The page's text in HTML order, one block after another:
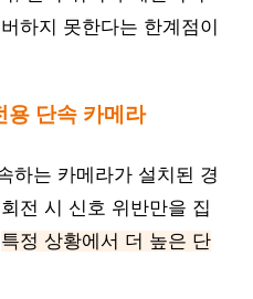
하지 못한다는 한계점이
용 단속 카메라
하는 카메라가 설치된 경
전 시 신호 위반만을 집
특정 상황에서 더 높은 단